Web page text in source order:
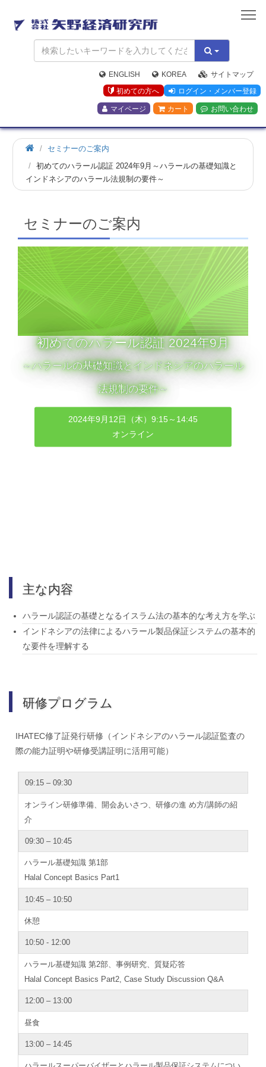
矢
野
経
済
研
究
所
ENGLISH KOREA
サイトマップ
初めての方へ
ログイン・メンバー登録
マイページ カート お問い合わせ
ホ
ー
セミナーのご案内
初めてのハラール認証 2024年9月～ハラールの基礎知識と
インドネシアのハラール法規制の要件～
セミナーのご案内
初めてのハラール認証 2024年9月
～ハラールの基礎知識とインドネシアのハラール
法規制の要件～
2024年9月12日（木）9:15～14:45
オンライン
主な内容
ハラール認証の基礎となるイスラム法の基本的な考え方を学ぶ
インドネシアの法律によるハラール製品保証システムの基本的
な要件を理解する
研修プログラム
IHATEC修了証発行研修（インドネシアのハラール認証監査の
際の能力証明や研修受講証明に活用可能）
09:15 – 09:30
オンライン研修準備、開会あいさつ、研修の進 め方/講師の紹
介
09:30 – 10:45
ハラール基礎知識 第1部
Halal Concept Basics Part1
10:45 – 10:50
休憩
10:50 - 12:00
ハラール基礎知識 第2部、事例研究、質疑応答
Halal Concept Basics Part2, Case Study Discussion Q&A
12:00 – 13:00
昼食
13:00 – 14:45